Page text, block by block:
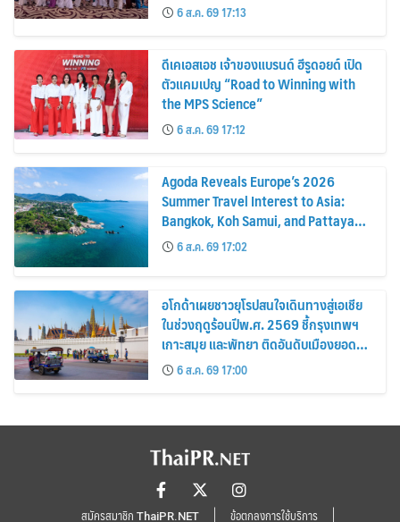
6 ส.ค. 69 17:13
ดีเคเอสเอช เจ้าของแบรนด์ ฮีรูดอยด์ เปิด
ตัวแคมเปญ “Road to Winning with
the MPS Science”
6 ส.ค. 69 17:12
Agoda Reveals Europe’s 2026
Summer Travel Interest to Asia:
Bangkok, Koh Samui, and Pattaya
Among the Top Cities
6 ส.ค. 69 17:02
อโกด้าเผยชาวยุโรปสนใจเดินทางสู่เอเชีย
ในช่วงฤดูร้อนปีพ.ศ. 2569 ชี้กรุงเทพฯ
เกาะสมุย และพัทยา ติดอันดับเมืองยอด
นิยม6 ส.ค. 69 17:00
สมัครสมาชิก ThaiPR.NET ข้อตกลงการใช้บริการ